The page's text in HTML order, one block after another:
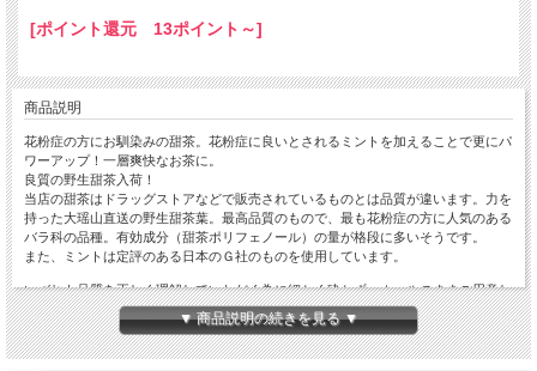
[ポイント還元 13ポイント～]
商品説明
花粉症の方にお馴染みの甜茶。花粉症に良いとされるミントを加えることで更にパ
ワーアップ！一層爽快なお茶に。
良質の野生甜茶入荷！
当店の甜茶はドラッグストアなどで販売されているものとは品質が違います。力を
持った大瑶山直送の野生甜茶葉。最高品質のもので、最も花粉症の方に人気のある
バラ科の品種。有効成分（甜茶ポリフェノール）の量が格段に多いそうです。
また、ミントは定評のある日本のＧ社のものを使用しています。
いづれも品質を正しく理解していただく為に細かく砕かず、ホールのままご用意し
ております。
（※ただし非常にデリケートな茶葉ですので、一部は製茶・輸送時の衝撃で砕けて
いる場合もあります）
▼ 商品説明の続きを見る ▼